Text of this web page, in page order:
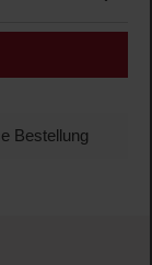
Bestellung